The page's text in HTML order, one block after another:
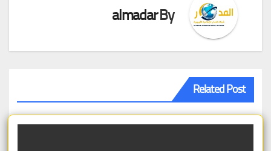
By
almadar
Related Post